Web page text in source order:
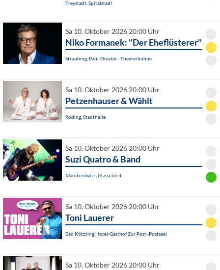
Freystadt, Spitalstadl
Sa 10. Oktober 2026 20:00 Uhr
Niko Formanek: "Der Eheflüsterer"
Straubing, Paul-Theater - Theaterbühne
Sa 10. Oktober 2026 20:00 Uhr
Petzenhauser & Wählt
Roding, Stadthalle
Sa 10. Oktober 2026 20:00 Uhr
Suzi Quatro & Band
Marktredwitz, Glasschleif
Sa 10. Oktober 2026 20:00 Uhr
Toni Lauerer
Bad Kötzting,Hotel-Gasthof Zur Post -Postsaal
Sa 10. Oktober 2026 20:00 Uhr